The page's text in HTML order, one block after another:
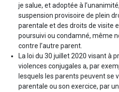
je salue, et adoptée à
suspension provisoire de plein
parentale et des droits de visite
poursuivi ou condamné, même
contre l’autre parent.
La loi du 30 juillet 2020 visant à
violences conjugales a, par
lesquels les parents peuvent se
parentale ou son exercice, par